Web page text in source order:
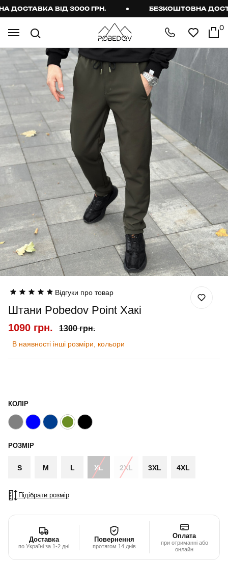
ВІД 3000 ГРН. БЕЗКОШТОВНА
0
Відгуки про товар
Штани Pobedov Point Хакі
1090 грн. 1300 грн.
В наявності інші розміри, кольори
КОЛІР
РОЗМІР
S M L XL 2XL 3XL 4XL
Підібрати розмір
Доставка
по Україні за 1-2 дні
Повернення
протягом 14 днів
Оплата
при отриманні або
онлайн